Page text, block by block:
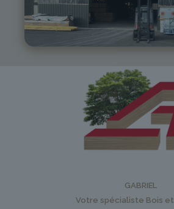
05 81 55 83
monistrol@gabriel-
GABRIEL
Votre spécialiste Bois